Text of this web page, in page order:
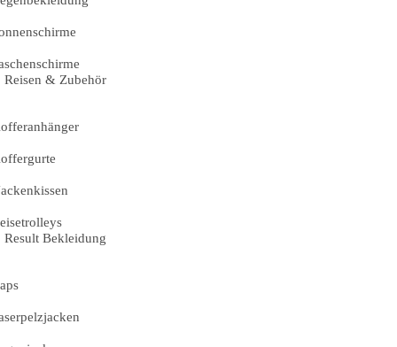
Reisen & Zubehör
Result Bekleidung